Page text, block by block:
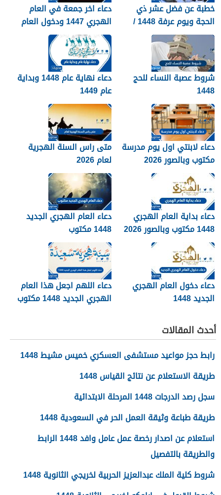
خطبة عن فضل عشر ذي
الحجة ويوم عرفة 1448 /
2026
دعاء اخر جمعة في العام
الهجري 1447 ودخول العام
الجديد 1448
شروط عصبة النساء للحج
1448
دعاء نهاية عام 1448 وبداية
عام 1449
دعاء لابنتي اول يوم مدرسة
مكتوب وبالصور 2026
متى راس السنة الهجرية
لعام 2026
دعاء بداية العام الهجري
1448 مكتوب وبالصور 2026
دعاء العام الهجري الجديد
1448 مكتوب
دعاء دخول العام الهجري
الجديد 1448
دعاء اللهم اجعل هذا العام
الهجري الجديد 1448 مكتوب
أحدث المقالات
رابط حجز مواعيد مستشفى العسكري خميس مشيط 1448
طريقة الاستعلام عن نتائج القياس 1448
سجل رصد الدرجات 1448 المرحلة الابتدائية
طريقة طباعة وثيقة العمل الحر في السعودية 1448
استعلام عن اصدار رخصة عمل عامل وافد 1448 الرابط
والطريقة بالتفصيل
شروط كلية الملك عبدالعزيز الحربية لخريجي الثانوية 1448